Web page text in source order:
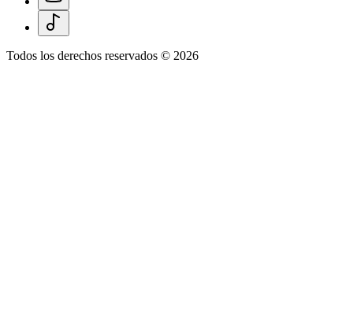
Todos los derechos reservados © 2026